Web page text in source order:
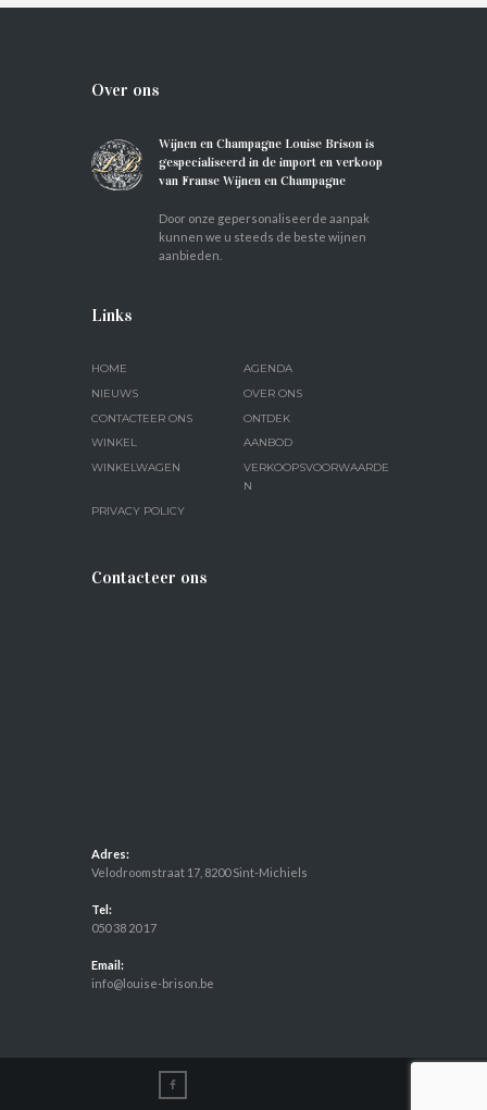
Over ons
Wijnen en Champagne Louise Brison is
gespecialiseerd in de import en verkoop
van Franse Wijnen en Champagne
Door onze gepersonaliseerde aanpak
kunnen we u steeds de beste wijnen
aanbieden.
Links
HOME
AGENDA
NIEUWS
OVER ONS
CONTACTEER ONS
ONTDEK
WINKEL
AANBOD
WINKELWAGEN
VERKOOPSVOORWAARDE
N
PRIVACY POLICY
Contacteer ons
Adres:
Velodroomstraat 17, 8200 Sint-Michiels
Tel:
050 38 20 17
Email:
info@louise-brison.be